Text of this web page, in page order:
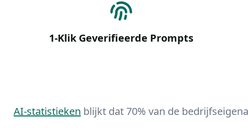
1-Klik Geverifieerde Prompts
AI-statistieken blijkt dat 70% van de